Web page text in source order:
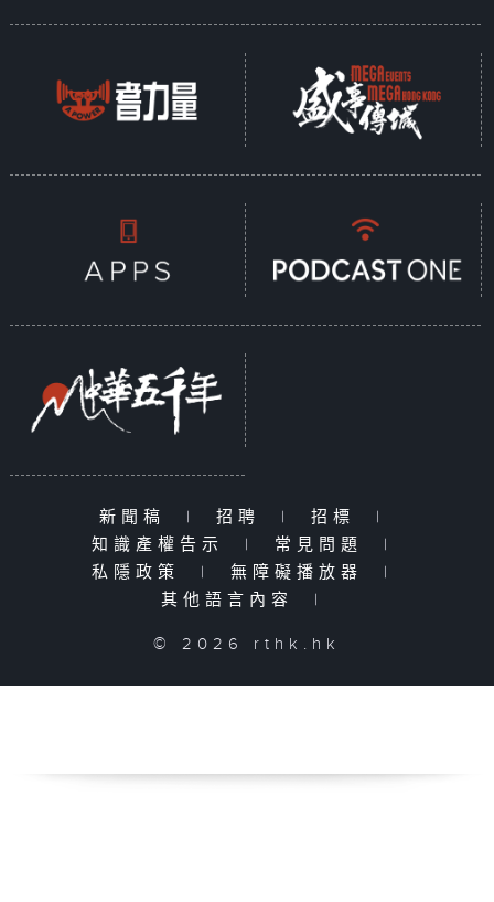
新聞稿 | 招聘 | 招標
|
知識產權告示
| 常見問題
|
私隱政策
| 無障礙播放器
|
其他語言內容
|
© 2026 rthk.hk